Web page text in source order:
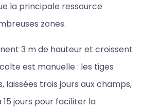
la principale ressource
zones.
3 m de hauteur et croissent
est manuelle : les tiges
laissées trois jours aux champs,
jours pour faciliter la